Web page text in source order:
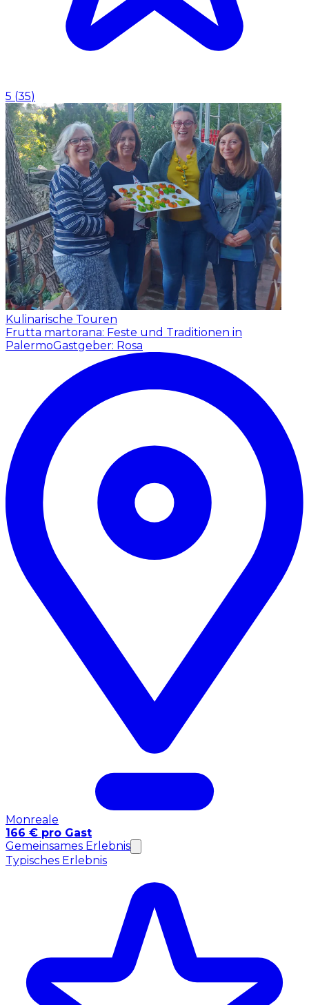
5 (35)
Kulinarische Touren
Frutta martorana: Feste und Traditionen in
PalermoGastgeber: Rosa
Monreale
166 € pro Gast
Gemeinsames Erlebnis
Typisches Erlebnis